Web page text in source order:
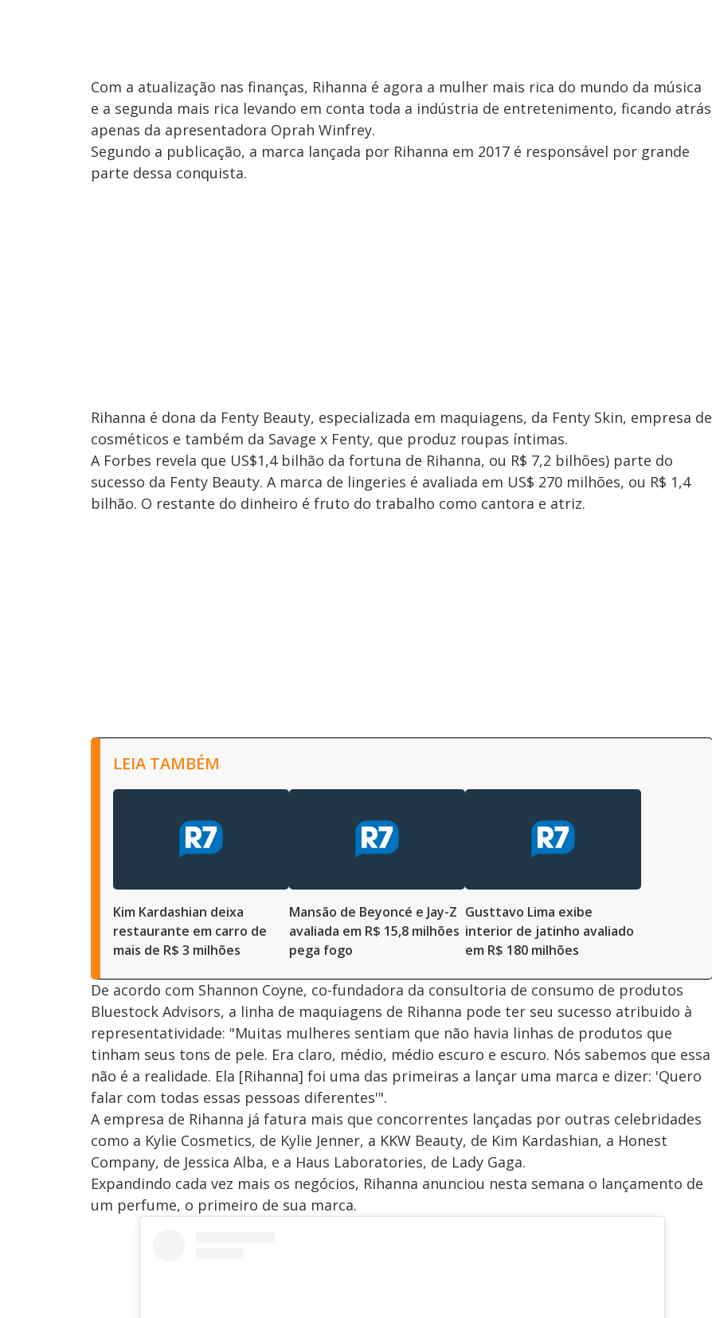
Com a atualização nas finanças, Rihanna é agora a mulher mais rica do mundo da música
e a segunda mais rica levando em conta toda a indústria de entretenimento, ficando atrás
apenas da apresentadora Oprah Winfrey.
Segundo a publicação, a marca lançada por Rihanna em 2017 é responsável por grande
parte dessa conquista.
Rihanna é dona da Fenty Beauty, especializada em maquiagens, da Fenty Skin, empresa de
cosméticos e também da Savage x Fenty, que produz roupas íntimas.
A Forbes revela que US$1,4 bilhão da fortuna de Rihanna, ou R$ 7,2 bilhões) parte do
sucesso da Fenty Beauty. A marca de lingeries é avaliada em US$ 270 milhões, ou R$ 1,4
bilhão. O restante do dinheiro é fruto do trabalho como cantora e atriz.
LEIA TAMBÉM
Kim Kardashian deixa
restaurante em carro de
mais de R$ 3 milhões
Mansão de Beyoncé e Jay-Z
avaliada em R$ 15,8 milhões
pega fogo
Gusttavo Lima exibe
interior de jatinho avaliado
em R$ 180 milhões
De acordo com Shannon Coyne, co-fundadora da consultoria de consumo de produtos
Bluestock Advisors, a linha de maquiagens de Rihanna pode ter seu sucesso atribuido à
representatividade: "Muitas mulheres sentiam que não havia linhas de produtos que
tinham seus tons de pele. Era claro, médio, médio escuro e escuro. Nós sabemos que essa
não é a realidade. Ela [Rihanna] foi uma das primeiras a lançar uma marca e dizer: 'Quero
falar com todas essas pessoas diferentes'".
A empresa de Rihanna já fatura mais que concorrentes lançadas por outras celebridades
como a Kylie Cosmetics, de Kylie Jenner, a KKW Beauty, de Kim Kardashian, a Honest
Company, de Jessica Alba, e a Haus Laboratories, de Lady Gaga.
Expandindo cada vez mais os negócios, Rihanna anunciou nesta semana o lançamento de
um perfume, o primeiro de sua marca.